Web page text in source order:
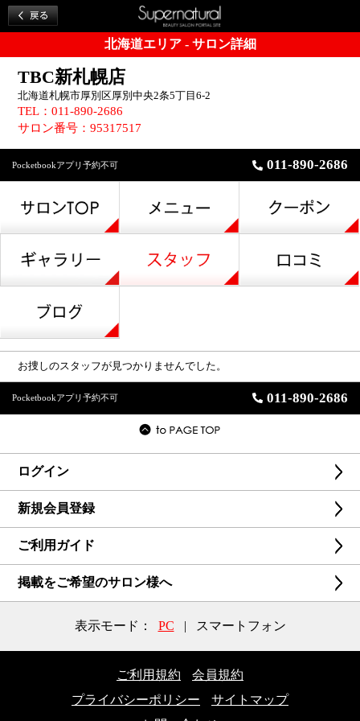
北海道エリア - サロン詳細
TBC新札幌店
北海道札幌市厚別区厚別中央2条5丁目6-2
TEL：011-890-2686
サロン番号：95317517
Pocketbookアプリ予約不可 011-890-2686
お捜しのスタッフが見つかりませんでした。
Pocketbookアプリ予約不可 011-890-2686
ログイン
新規会員登録
ご利用ガイド
掲載をご希望のサロン様へ
表示モード： PC | スマートフォン
ご利用規約
会員規約
プライバシーポリシー
サイトマップ